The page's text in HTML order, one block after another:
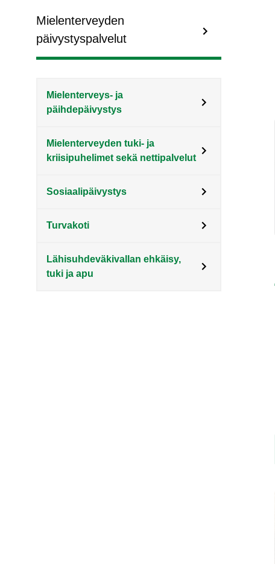
Menu
Asiakkaille
3
Mielenterveyden
päivystyspalvelut
Mielenterveys- ja
päihdepäivystys
Mielenterveyden tuki- ja
kriisipuhelimet sekä nettipalvelut
Sosiaalipäivystys
Turvakoti
Lähisuhdeväkivallan ehkäisy,
tuki ja apu